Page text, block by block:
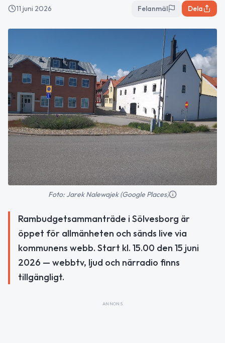
11 juni 2026 Felanmäl Dela
Foto: Jarek Nalewajek (Google Places)
Rambudgetsammanträde i Sölvesborg är
öppet för allmänheten och sänds live via
kommunens webb. Start kl. 15.00 den 15 juni
2026 — webbtv, ljud och närradio finns
tillgängligt.
ANNONS